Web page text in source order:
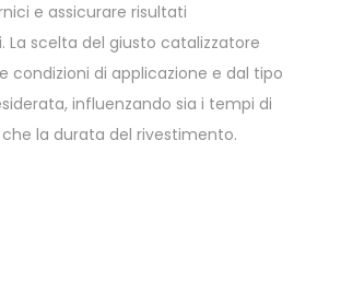
e assicurare risultati
La scelta del giusto catalizzatore
condizioni di applicazione e dal tipo
influenzando sia i tempi di
la durata del rivestimento.